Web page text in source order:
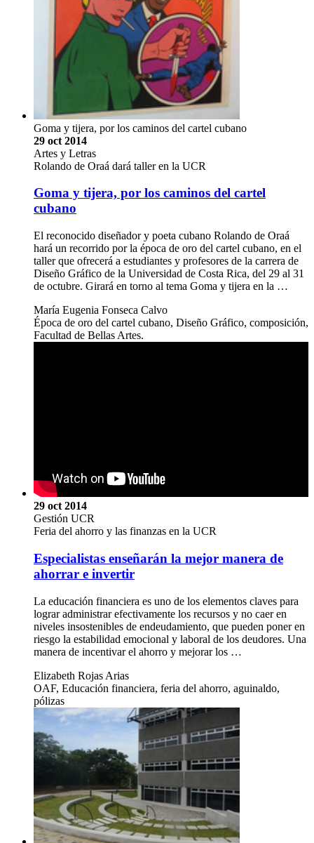
Goma y tijera, por los caminos del cartel cubano
29 oct 2014
Artes y Letras
Rolando de Oraá dará taller en la UCR
Goma y tijera, por los caminos del cartel
cubano
El reconocido diseñador y poeta cubano Rolando de Oraá
hará un recorrido por la época de oro del cartel cubano, en el
taller que ofrecerá a estudiantes y profesores de la carrera de
Diseño Gráfico de la Universidad de Costa Rica, del 29 al 31
de octubre. Girará en torno al tema Goma y tijera en la …
María Eugenia Fonseca Calvo
Época de oro del cartel cubano, Diseño Gráfico, composición,
Facultad de Bellas Artes.
29 oct 2014
Gestión UCR
Feria del ahorro y las finanzas en la UCR
Especialistas enseñarán la mejor manera de
ahorrar e invertir
La educación financiera es uno de los elementos claves para
lograr administrar efectivamente los recursos y no caer en
niveles insostenibles de endeudamiento, que pueden poner en
riesgo la estabilidad emocional y laboral de los deudores. Una
manera de incentivar el ahorro y mejorar los …
Elizabeth Rojas Arias
OAF, Educación financiera, feria del ahorro, aguinaldo,
pólizas